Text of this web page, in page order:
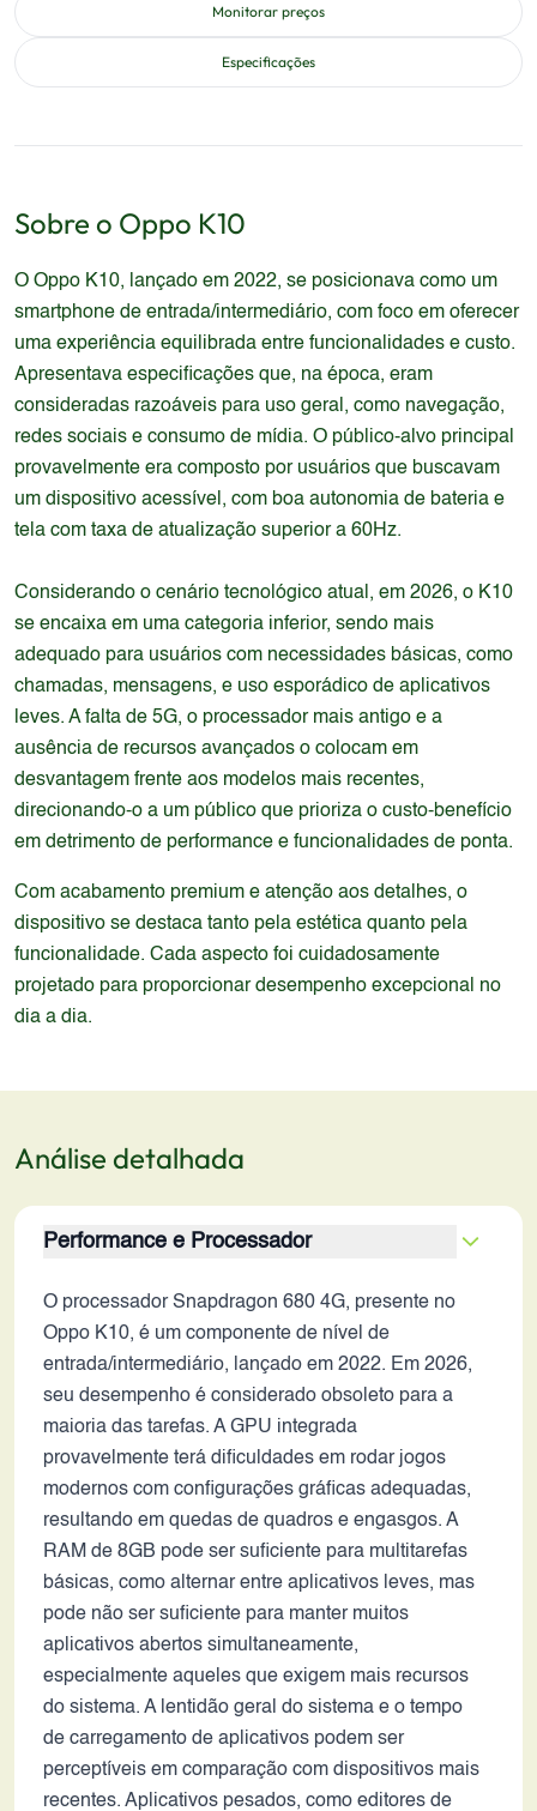
Monitorar preços
Especificações
Sobre o Oppo K10
O Oppo K10, lançado em 2022, se posicionava como um
smartphone de entrada/intermediário, com foco em oferecer
uma experiência equilibrada entre funcionalidades e custo.
Apresentava especificações que, na época, eram
consideradas razoáveis para uso geral, como navegação,
redes sociais e consumo de mídia. O público-alvo principal
provavelmente era composto por usuários que buscavam
um dispositivo acessível, com boa autonomia de bateria e
tela com taxa de atualização superior a 60Hz.
Considerando o cenário tecnológico atual, em 2026, o K10
se encaixa em uma categoria inferior, sendo mais
adequado para usuários com necessidades básicas, como
chamadas, mensagens, e uso esporádico de aplicativos
leves. A falta de 5G, o processador mais antigo e a
ausência de recursos avançados o colocam em
desvantagem frente aos modelos mais recentes,
direcionando-o a um público que prioriza o custo-benefício
em detrimento de performance e funcionalidades de ponta.
Com acabamento premium e atenção aos detalhes, o
dispositivo se destaca tanto pela estética quanto pela
funcionalidade. Cada aspecto foi cuidadosamente
projetado para proporcionar desempenho excepcional no
dia a dia.
Análise detalhada
Performance e Processador
O processador Snapdragon 680 4G, presente no
Oppo K10, é um componente de nível de
entrada/intermediário, lançado em 2022. Em 2026,
seu desempenho é considerado obsoleto para a
maioria das tarefas. A GPU integrada
provavelmente terá dificuldades em rodar jogos
modernos com configurações gráficas adequadas,
resultando em quedas de quadros e engasgos. A
RAM de 8GB pode ser suficiente para multitarefas
básicas, como alternar entre aplicativos leves, mas
pode não ser suficiente para manter muitos
aplicativos abertos simultaneamente,
especialmente aqueles que exigem mais recursos
do sistema. A lentidão geral do sistema e o tempo
de carregamento de aplicativos podem ser
perceptíveis em comparação com dispositivos mais
recentes. Aplicativos pesados, como editores de